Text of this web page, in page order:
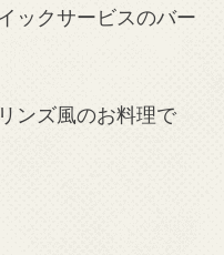
ックサービスのバー
ンズ風のお料理で